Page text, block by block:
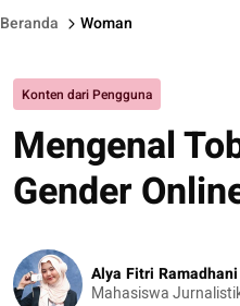
Beranda Woman
Konten dari Pengguna
Mengenal
Gender
Alya Fitri Ramadhani
Mahasiswa